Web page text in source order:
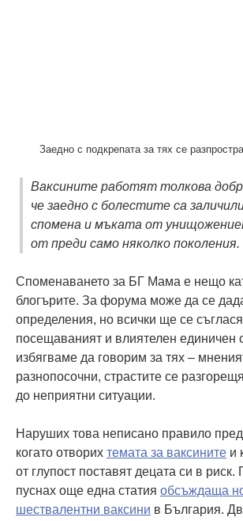
Заедно с подкрепата за тях се
Ваксините работят толкова
че заедно с болестите са
спомена и мъката от
от преди само няколко поколения.
Споменаването за БГ Мама е нещо
блогърите. За форума може да се
определения, но всички ще се
посещаваният и влиятелен единичен
избягваме да говорим за тях –
разнопосочни, страстите се
до неприятни ситуации.
Наруших това неписано правило
когато отворих темата за ваксините и
от глупост поставят децата си в
пуснах още една статия обсъждаща
шествалентни ваксини в България.